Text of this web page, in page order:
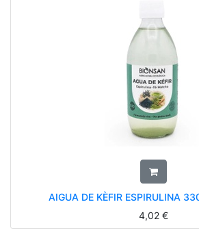
AIGUA DE KÈFIR ESPIRULINA
4,02€